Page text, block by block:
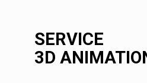
SERVICE
3D